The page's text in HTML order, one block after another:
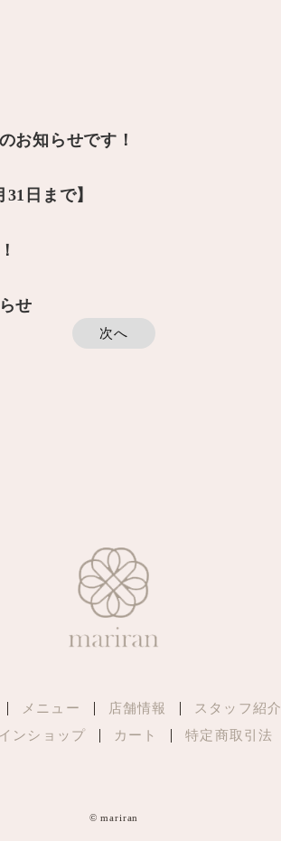
お知らせです！
日まで】
せ
次へ
メニュー 店舗情報 スタッフ紹介
ンショップ
カート 特定商取引法
© mariran